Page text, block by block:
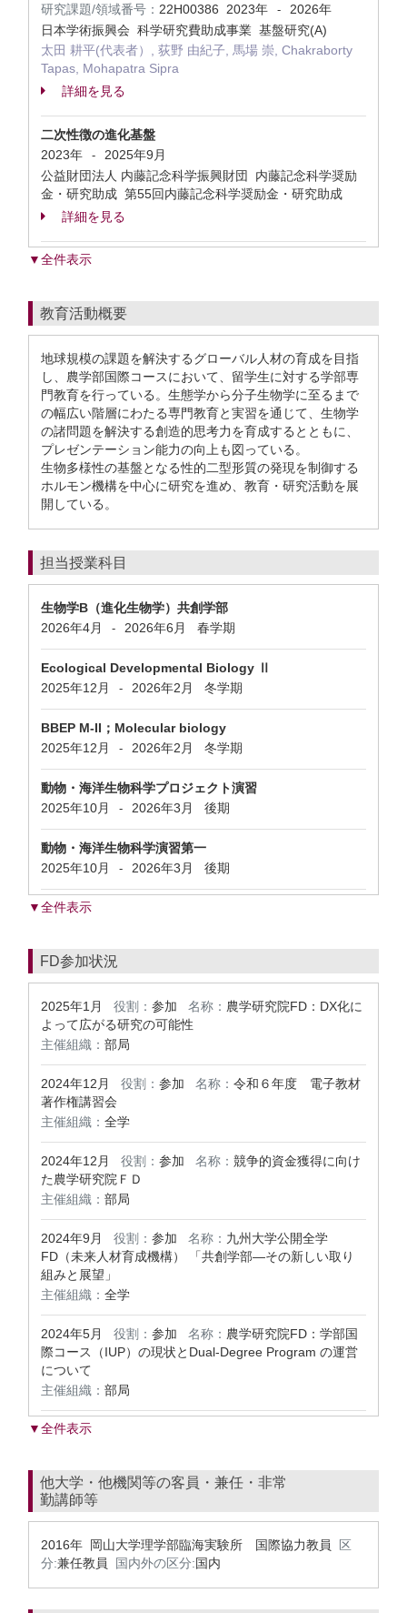
研究課題/領域番号： 22H00386 2023年 -
2026年
日本学術振興会 科学研究費助成事業 基盤研究(A)
太田 耕平(代表者）, 荻野 由紀子, 馬場 崇, Chakraborty
Tapas, Mohapatra Sipra
詳細を見る
二次性徴の進化基盤
2023年
-
2025年9月
公益財団法人 内藤記念科学振興財団 内藤記念科学奨励
金・研究助成 第55回内藤記念科学奨励金・研究助成
詳細を見る
▼全件表示
教育活動概要
地球規模の課題を解決するグローバル人材の育成を目指
し、農学部国際コースにおいて、留学生に対する学部専
門教育を行っている。生態学から分子生物学に至るまで
の幅広い階層にわたる専門教育と実習を通じて、生物学
の諸問題を解決する創造的思考力を育成するとともに、
プレゼンテーション能力の向上も図っている。
生物多様性の基盤となる性的二型形質の発現を制御する
ホルモン機構を中心に研究を進め、教育・研究活動を展
開している。
担当授業科目
生物学B（進化生物学）共創学部
2026年4月
- 2026年6月 春学期
Ecological Developmental Biology Ⅱ
2025年12月
- 2026年2月 冬学期
BBEP M-II；Molecular biology
2025年12月
- 2026年2月 冬学期
動物・海洋生物科学プロジェクト演習
2025年10月
- 2026年3月 後期
動物・海洋生物科学演習第一
2025年10月
- 2026年3月 後期
▼全件表示
FD参加状況
2025年1月 役割： 参加 名称： 農学研究院FD：DX化に
よって広がる研究の可能性
主催組織： 部局
2024年12月 役割： 参加 名称： 令和６年度 電子教材
著作権講習会
主催組織： 全学
2024年12月 役割： 参加 名称： 競争的資金獲得に向け
た農学研究院ＦＤ
主催組織： 部局
2024年9月 役割： 参加 名称： 九州大学公開全学
FD（未来人材育成機構） 「共創学部—その新しい取り
組みと展望」
主催組織： 全学
2024年5月 役割： 参加 名称： 農学研究院FD：学部国
際コース（IUP）の現状とDual-Degree Program の運営
について
主催組織： 部局
▼全件表示
他大学・他機関等の客員・兼任・非常
勤講師等
2016年 岡山大学理学部臨海実験所 国際協力教員
区
分:兼任教員 国内外の区分:国内